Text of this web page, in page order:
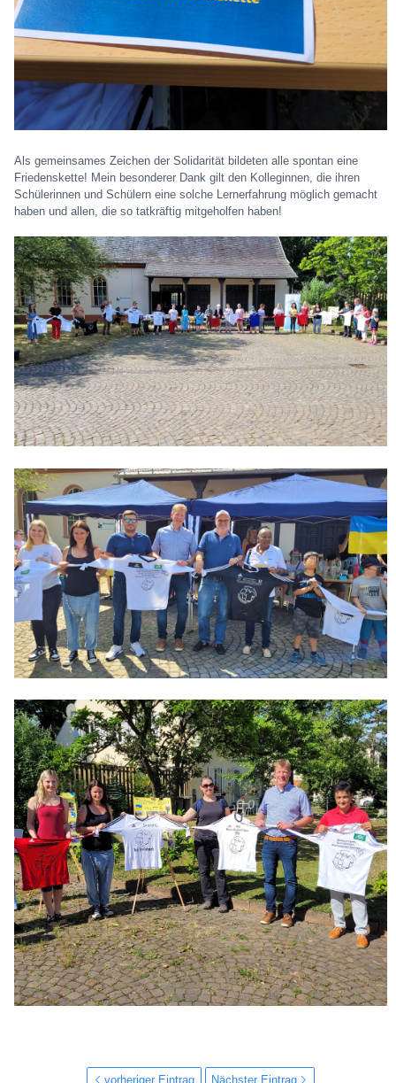
Als gemeinsames Zeichen der Solidarität bildeten alle spontan eine
Friedenskette! Mein besonderer Dank gilt den Kolleginnen, die ihren
Schülerinnen und Schülern eine solche Lernerfahrung möglich gemacht
haben und allen, die so tatkräftig mitgeholfen haben!
vorheriger Eintrag Nächster Eintrag